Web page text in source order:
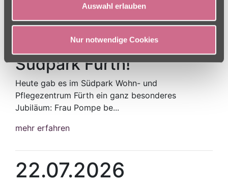
Auswahl erlauben
Nur notwendige Cookies
23.07.2026
Ein Grund zum Feiern im
Südpark Fürth!
Heute gab es im Südpark Wohn- und
Pflegezentrum Fürth ein ganz besonderes
Jubiläum: Frau Pompe be...
mehr erfahren
22.07.2026